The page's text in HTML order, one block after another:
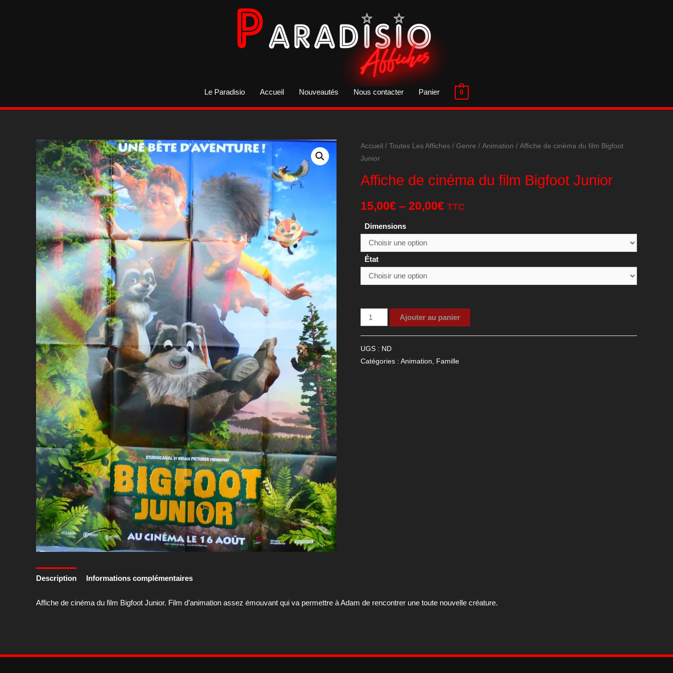
Le Paradisio Accueil Nouveautés Nous contacter Panier 0
Accueil / Toutes Les Affiches / Genre / Animation / Affiche de cinéma du film Bigfoot
Junior
Affiche de cinéma du film Bigfoot Junior
15,00€ – 20,00€ TTC
Dimensions
État
quantité
de
Ajouter au panier
UGS : ND
Catégories : Animation, Famille
Description Informations complémentaires
Affiche de cinéma du film Bigfoot Junior. Film d’animation assez émouvant qui va permettre à Adam de rencontrer une toute nouvelle créature.